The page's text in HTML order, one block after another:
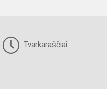
Tvarkaraščiai